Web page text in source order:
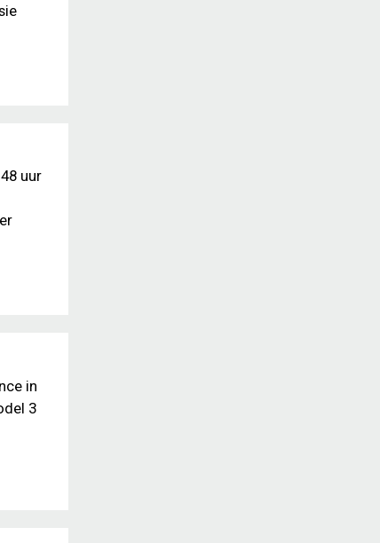
uur
in
3